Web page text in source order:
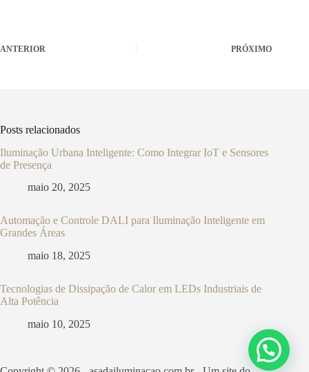
ANTERIOR PRÓXIMO
Posts relacionados
Iluminação Urbana Inteligente: Como Integrar IoT e Sensores
de Presença
maio 20, 2025
Automação e Controle DALI para Iluminação Inteligente em
Grandes Áreas
maio 18, 2025
Tecnologias de Dissipação de Calor em LEDs Industriais de
Alta Potência
maio 10, 2025